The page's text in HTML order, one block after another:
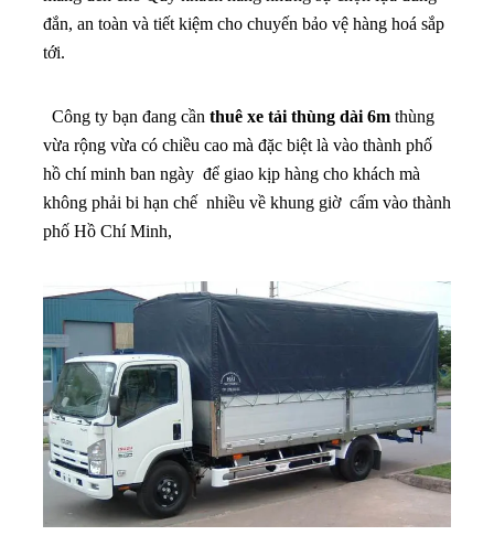
đắn, an toàn và tiết kiệm cho chuyến bảo vệ hàng hoá sắp
tới.
Công ty bạn đang cần thuê xe tải thùng dài 6m thùng
vừa rộng vừa có chiều cao mà đặc biệt là vào thành phố
hồ chí minh ban ngày để giao kịp hàng cho khách mà
không phải bi hạn chế nhiều về khung giờ cấm vào thành
phố Hồ Chí Minh,